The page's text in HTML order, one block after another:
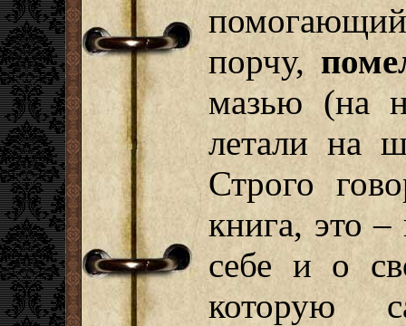
порчу,
мазью (на
летали на
Строго
книга, это –
себе и о
которую